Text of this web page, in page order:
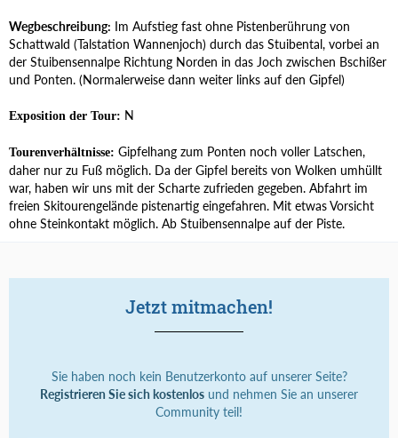
Wegbeschreibung: Im Aufstieg fast ohne Pistenberührung von
Schattwald (Talstation Wannenjoch) durch das Stuibental, vorbei an
der Stuibensennalpe Richtung Norden in das Joch zwischen Bschißer
und Ponten. (Normalerweise dann weiter links auf den Gipfel)
Exposition der Tour: N
Tourenverhältnisse: Gipfelhang zum Ponten noch voller Latschen,
daher nur zu Fuß möglich. Da der Gipfel bereits von Wolken umhüllt
war, haben wir uns mit der Scharte zufrieden gegeben. Abfahrt im
freien Skitourengelände pistenartig eingefahren. Mit etwas Vorsicht
ohne Steinkontakt möglich. Ab Stuibensennalpe auf der Piste.
Jetzt mitmachen!
Sie haben noch kein Benutzerkonto auf unserer Seite?
Registrieren Sie sich kostenlos und nehmen Sie an unserer
Community teil!